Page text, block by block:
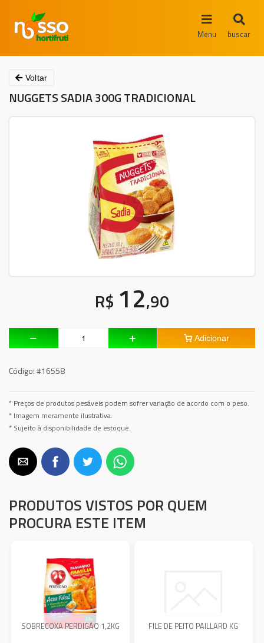
Menu buscar
Voltar
NUGGETS SADIA 300G TRADICIONAL
R$ 12,90
Adicionar
Código:#16558
* Preços de produtos pesáveis podem sofrer variação de acordo com o peso.
* Imagem meramente ilustrativa.
* Sujeito à disponibilidade de estoque.
PRODUTOS VISTOS POR QUEM
PROCURA ESTE ITEM
SOBRECOXA PERDIGÃO 1,2KG FILE DE PEITO PAILLARD KG